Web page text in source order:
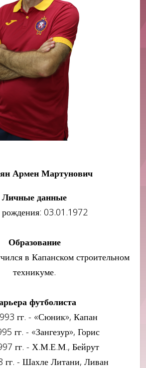
Армен Мартунович
Личные данные
рождения: 03.01.1972
Образование
в Капанском строительном
техникуме.
футболиста
гг. - «Сюник», Капан
гг. - «Зангезур», Горис
гг. - Х.М.Е.М., Бейрут
гг. - Шахле Литани, Ливан